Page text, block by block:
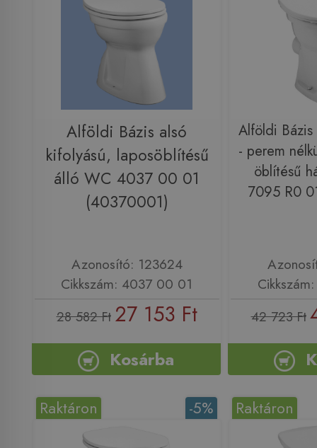
Alföldi Bázis alsó
kifolyású, laposöblítésű
álló WC 4037 00 01
(40370001)
Azonosító: 123624
Cikkszám: 4037 00 01
28 582 Ft 27 153 Ft
Kosárba
Alföldi Bázis
- perem
öblítésű
7095 R0
42 723 Ft
-5%
Raktáron Raktáron